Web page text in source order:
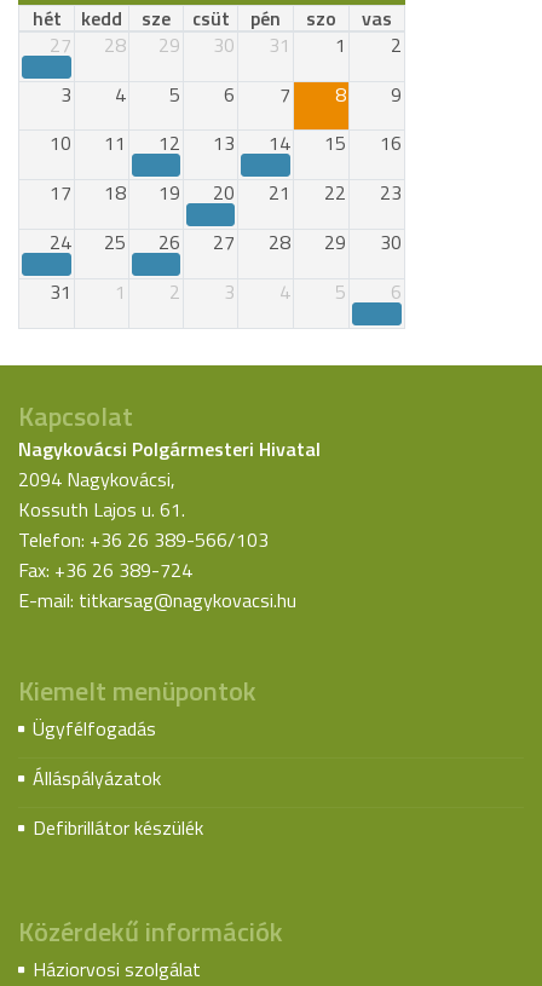
hét kedd sze csüt pén szo
vas
27
28 29 30 31 1
2
3
4 5 6 7 8
9
10
11 12 13 14 15
16
17
18 19 20 21 22
23
24
25 26 27 28 29
30
31
1 2 3 4 5 6
Kapcsolat
Nagykovácsi Polgármesteri Hivatal
2094 Nagykovácsi,
Kossuth Lajos u. 61.
Telefon: +36 26 389-566/103
Fax: +36 26 389-724
E-mail: titkarsag@nagykovacsi.hu
Kiemelt menüpontok
Ügyfélfogadás
Álláspályázatok
Defibrillátor készülék
Közérdekű információk
Háziorvosi szolgálat